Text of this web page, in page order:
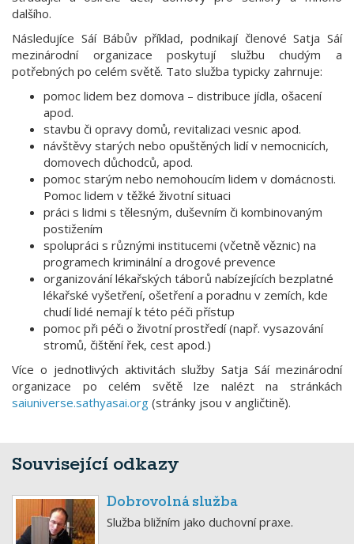
dalšího.
Následujíce Sáí Bábův příklad, podnikají členové Satja Sáí
mezinárodní organizace poskytují službu chudým a
potřebných po celém světě. Tato služba typicky zahrnuje:
pomoc lidem bez domova – distribuce jídla, ošacení
apod.
stavbu či opravy domů, revitalizaci vesnic apod.
návštěvy starých nebo opuštěných lidí v nemocnicích,
domovech důchodců, apod.
pomoc starým nebo nemohoucím lidem v domácnosti.
Pomoc lidem v těžké životní situaci
práci s lidmi s tělesným, duševním či kombinovaným
postižením
spolupráci s různými institucemi (včetně věznic) na
programech kriminální a drogové prevence
organizování lékařských táborů nabízejících bezplatné
lékařské vyšetření, ošetření a poradnu v zemích, kde
chudí lidé nemají k této péči přístup
pomoc při péči o životní prostředí (např. vysazování
stromů, čištění řek, cest apod.)
Více o jednotlivých aktivitách služby Satja Sáí mezinárodní
organizace po celém světě lze nalézt na stránkách
saiuniverse.sathyasai.org (stránky jsou v angličtině).
Související odkazy
Dobrovolná služba
Služba bližním jako duchovní praxe.